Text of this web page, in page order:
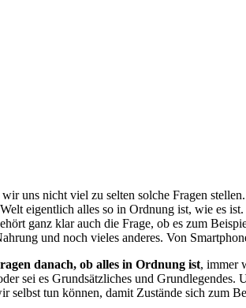
uns nicht viel zu selten solche Fragen
eigentlich alles so in Ordnung ist, wie es
ganz klar auch die Frage, ob es zum
und noch vieles anderes. Von
danach, ob alles in Ordnung ist, immer
sei es Grundsätzliches und
selbst tun können, damit Zustände sich zum